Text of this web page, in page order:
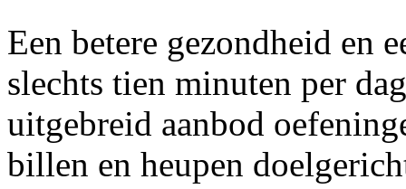
Een betere gezondheid en
slechts tien minuten per
uitgebreid aanbod
billen en heupen